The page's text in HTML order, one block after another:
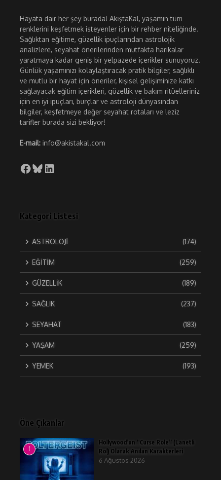
Hayata dair her şey burada! AkıştaKal, yaşamın tüm
renklerini keşfetmek isteyenler için bir rehber niteliğinde.
Sağlıktan eğitime, güzellik ipuçlarından astrolojik
analizlere, seyahat önerilerinden mutfakta harikalar
yaratmaya kadar geniş bir yelpazede içerikler sunuyoruz.
Günlük yaşamınızı kolaylaştıracak pratik bilgiler, sağlıklı
ve mutlu bir hayat için öneriler, kişisel gelişiminize katkı
sağlayacak eğitim içerikleri, güzellik ve bakım ritüelleriniz
için en iyi ipuçları, burçlar ve astroloji dünyasından
bilgiler, keşfetmeye değer seyahat rotaları ve leziz
tarifler burada sizi bekliyor!
E-mail: info@akistakal.com
Facebook
Bluesky
LinkedIn
Kategori Listesi
ASTROLOJİ (174)
EĞİTİM (259)
GÜZELLİK (189)
SAĞLIK (237)
SEYAHAT (183)
YAŞAM (259)
YEMEK (193)
Öne Çıkanlar
1
Hollywood’un “Curse Role” (Lanetli
Rol) Olarak Anılan Karakterleri
6 Ağustos 2026